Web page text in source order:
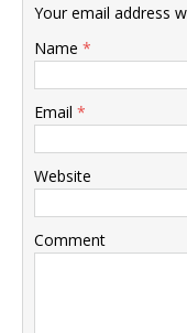
Your email address
Name *
Email *
Website
Comment